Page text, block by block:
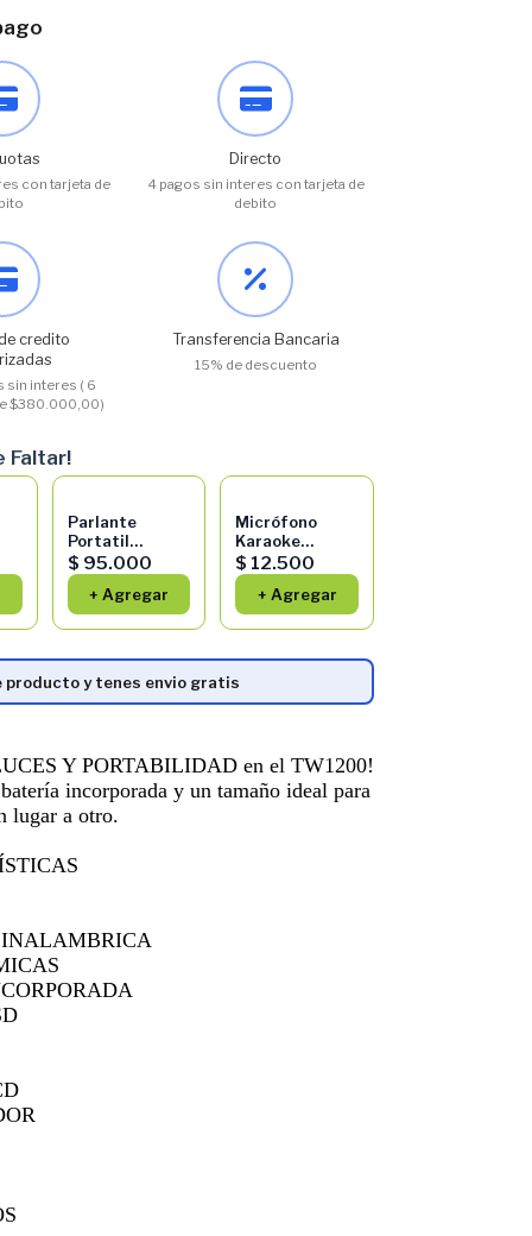
con tarjeta de
Directo
4 pagos sin interes con tarjeta de
debito
credito
sin interes ( 6
$380.000,00)
Transferencia Bancaria
15% de descuento
Faltar!
Parlante
Portatil
Stromberg
Vivid Bluetooth
25w Rms
Naranja
$ 95.000
+ Agregar
Micrófono
Karaoke
Bluetooth
Parlante
Amarillo
SUONO
AYV0034AMA
$ 12.500
+ Agregar
producto y tenes envio gratis
Y PORTABILIDAD en el TW1200!
incorporada y un tamaño ideal para
lugar a otro.